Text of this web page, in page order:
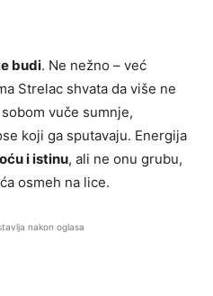
budi. Ne nežno – već
Strelac shvata da više ne
vuče sumnje,
koji ga sputavaju. Energija
i istinu, ali ne onu grubu,
osmeh na lice.
nakon oglasa